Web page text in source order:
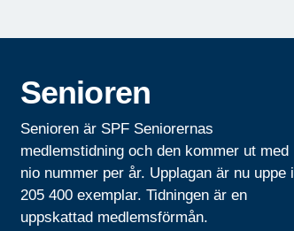
Senioren
Senioren är SPF Seniorernas
medlemstidning och den kommer ut med
nio nummer per år. Upplagan är nu uppe i
205 400 exemplar. Tidningen är en
uppskattad medlemsförmån.